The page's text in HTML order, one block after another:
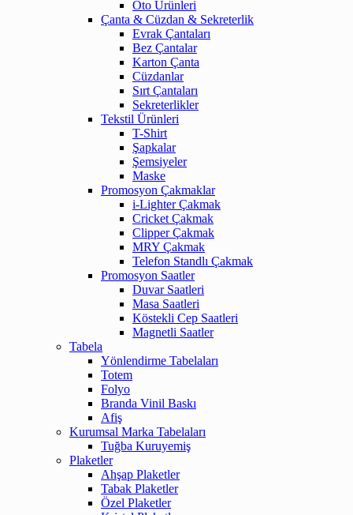
Oto Ürünleri
Çanta & Cüzdan & Sekreterlik
Evrak Çantaları
Bez Çantalar
Karton Çanta
Cüzdanlar
Sırt Çantaları
Sekreterlikler
Tekstil Ürünleri
T-Shirt
Şapkalar
Şemsiyeler
Maske
Promosyon Çakmaklar
i-Lighter Çakmak
Cricket Çakmak
Clipper Çakmak
MRY Çakmak
Telefon Standlı Çakmak
Promosyon Saatler
Duvar Saatleri
Masa Saatleri
Köstekli Cep Saatleri
Magnetli Saatler
Tabela
Yönlendirme Tabelaları
Totem
Folyo
Branda Vinil Baskı
Afiş
Kurumsal Marka Tabelaları
Tuğba Kuruyemiş
Plaketler
Ahşap Plaketler
Tabak Plaketler
Özel Plaketler